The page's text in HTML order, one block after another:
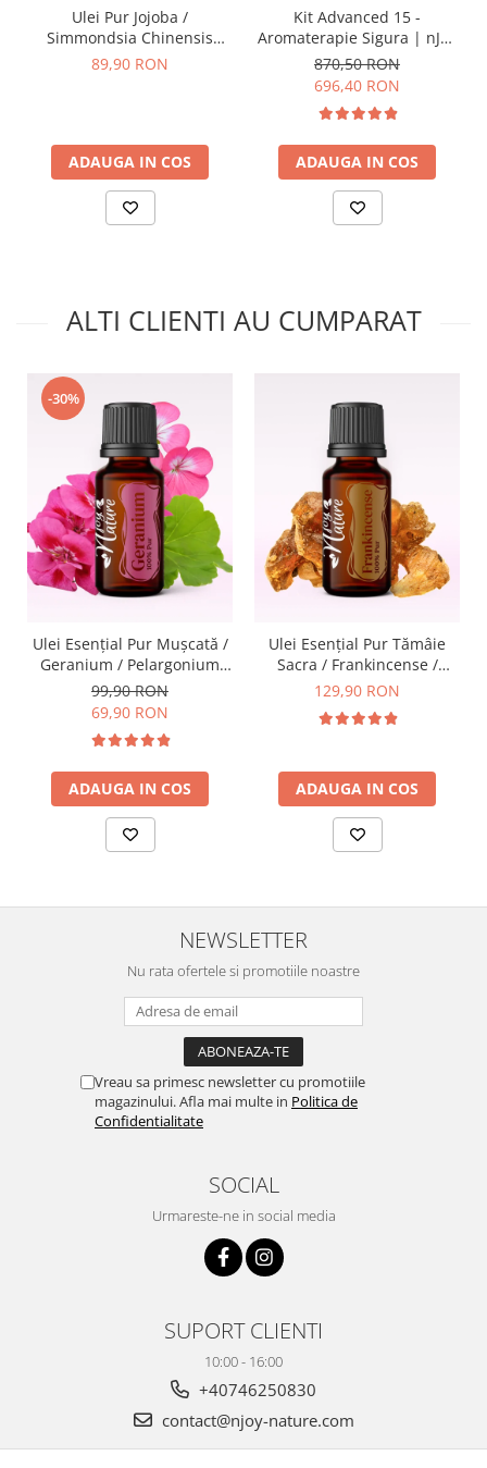
Ulei Pur Jojoba /
Simmondsia Chinensis
100ml
89,90 RON
ADAUGA IN COS
Kit Advanced 15 -
Aromaterapie Sigura | nJoy
Nature
870,50 RON
696,40 RON
ADAUGA IN COS
ALTI CLIENTI AU CUMPARAT
-30%
Ulei Esențial Pur Muşcată /
Geranium / Pelargonium
Graveolens 15ml -
Aromaterapie Sigura | nJoy
Nature
99,90 RON
69,90 RON
ADAUGA IN COS
Ulei Esențial Pur Tămâie
Sacra / Frankincense /
Boswellia Carterii 15ml -
Nature
129,90 RON
ADAUGA IN COS
NEWSLETTER
Nu rata ofertele si promotiile noastre
Vreau sa primesc newsletter cu promotiile
magazinului. Afla mai multe in Politica de
Confidentialitate
SOCIAL
Urmareste-ne in social media
SUPORT CLIENTI
10:00 - 16:00
+40746250830
contact@njoy-nature.com